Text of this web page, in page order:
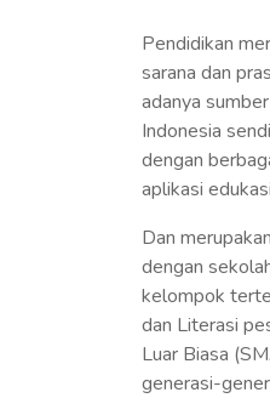
Pendidikan
sarana dan
adanya
Indonesia
dengan
aplikasi
Dan
dengan
kelompok
dan Literasi
Luar Biasa
generasi-